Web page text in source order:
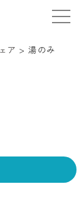
ア >湯のみ